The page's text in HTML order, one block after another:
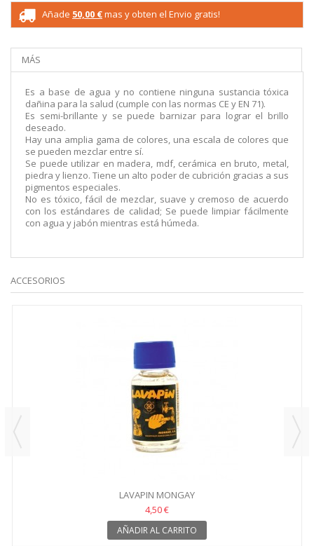
Añade 50,00 €mas y obten el Envio gratis!
MÁS
Es a base de agua y no contiene ninguna sustancia tóxica
dañina para la salud (cumple con las normas CE y EN 71).
Es semi-brillante y se puede barnizar para lograr el brillo
deseado.
Hay una amplia gama de colores, una escala de colores que
se pueden mezclar entre sí.
Se puede utilizar en madera, mdf, cerámica en bruto, metal,
piedra y lienzo. Tiene un alto poder de cubrición gracias a sus
pigmentos especiales.
No es tóxico, fácil de mezclar, suave y cremoso de acuerdo
con los estándares de calidad; Se puede limpiar fácilmente
con agua y jabón mientras está húmeda.
ACCESORIOS
LAVAPIN MONGAY
4,50 €
AÑADIR AL CARRITO